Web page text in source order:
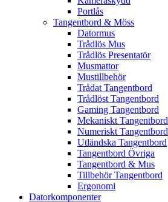
Portlås
Tangentbord & Möss
Datormus
Trådlös Mus
Trådlös Presentatör
Musmattor
Mustillbehör
Trådat Tangentbord
Trådlöst Tangentbord
Gaming Tangentbord
Mekaniskt Tangentbord
Numeriskt Tangentbord
Utländska Tangentbord
Tangentbord Övriga
Tangentbord & Mus
Tillbehör Tangentbord
Ergonomi
Datorkomponenter